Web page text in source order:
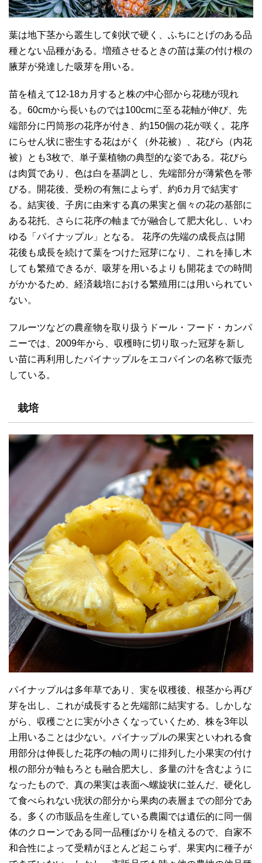
葉は地下茎から叢生して剣状で硬く、ふちにとげのある品
種とない品種がある。増殖させるときの苗は葉の付け根の
腋芽が発達した吸芽を用いる。
苗を植えて12-18カ月すると株の中心部から花穂が現れ
る。60cmから長いものでは100cmに至る花軸が伸び、先
端部分に円筒形の花序が付き、約150個の花が咲く。花序
にらせん状に密生する花はがく（外花被）、花びら（内花
被）とも3枚で、単子葉植物の典型的な姿である。花びら
は肉質であり、色は白を基調とし、先端部分が薄紫色を帯
びる。開花後、受粉の有無によらず、約6カ月で結実す
る。結実後、子房に由来する真の果実と個々の花の基部に
ある花托、さらに花序の軸までが融合して肥大化し、いわ
ゆる「パイナップル」となる。 花序の先端の成長点は開
花後も成長を続けて葉をつけた冠芽になり、これを挿し木
しても繁殖できるが、吸芽を用いるよりも開花までの時間
がかかるため、経済栽培における繁殖用には用いられてい
ない。
フルーツなどの農産物を取り扱うドール・フード・カンパ
ニーでは、2009年から、収穫時に切り取った冠芽を新し
い苗に再利用したパイナップルをエコパインの名称で販売
している。
栽培
パイナップルは多年草であり、実を収穫後、根茎から再び
芽を出し、これが成長すると先端部に結実する。しかしな
がら、収穫ごとに実が小さくなっていくため、株を3年以
上用いることは少ない。パイナップルの果実といわれる食
用部分は伸長した花序の軸の周りに排列した小果実の付け
根の部分が軸もろとも融合肥大し、多量の汁を含むように
なったもので、真の果実は表面へ螺旋状に並んだ、硬化し
て食べられない疣状の部分から果肉の表層までの部分であ
る。多くの市販品を生産している農園では遺伝的に同一個
体のクローンである同一品種ばかりを植えるので、自家不
和合性によって受精がほとんど起こらず、果実内に種子が